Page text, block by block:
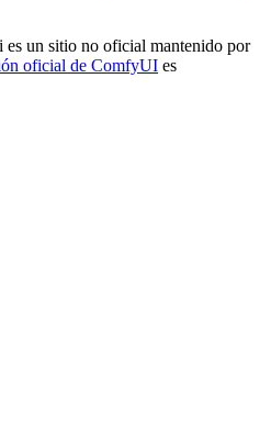
un sitio no oficial mantenido por
oficial de ComfyUI es